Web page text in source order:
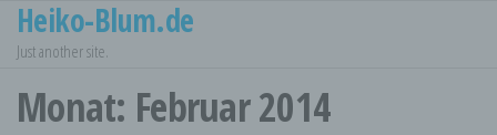
Zum
Inhalt
Heiko-Blum.de
Just another site.
Monat: Februar 2014